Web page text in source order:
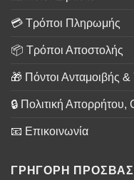
💳 Τρόποι Πληρωμής
📦 Τρόποι Αποστολής
🎁 Πόντοι Ανταμοιβής &
🔒 Πολιτική
📧 Επικοινωνία
ΓΡΗΓΟΡΗ